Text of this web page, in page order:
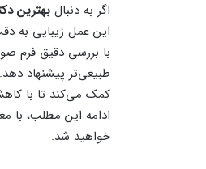
اگر به دنبال بهترین
این عمل زیبایی به
با بررسی دقیق فرم
طبیعی‌تر پیشنهاد
کمک می‌کند تا با
ادامه این مطلب، با
خواهید شد.